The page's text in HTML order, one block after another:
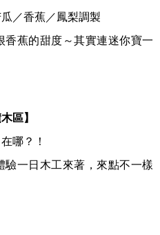
／香蕉／鳳梨調製
蕉的甜度～其實連迷你寶一
木區】
哪？！
一日木工來著，來點不一樣